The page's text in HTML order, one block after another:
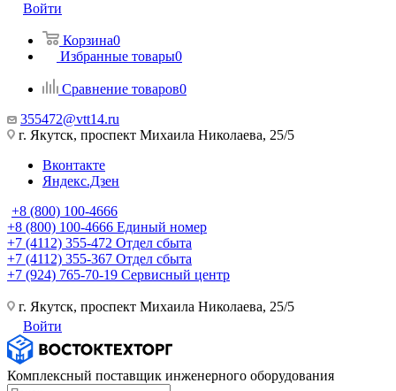
Войти
Корзина0
Избранные товары0
Сравнение товаров0
355472@vtt14.ru
г. Якутск, проспект Михаила Николаева, 25/5
Вконтакте
Яндекс.Дзен
+8 (800) 100-4666
+8 (800) 100-4666 Единый номер
+7 (4112) 355-472 Отдел сбыта
+7 (4112) 355-367 Отдел сбыта
+7 (924) 765-70-19 Сервисный центр
г. Якутск, проспект Михаила Николаева, 25/5
Войти
Комплексный поставщик инженерного оборудования